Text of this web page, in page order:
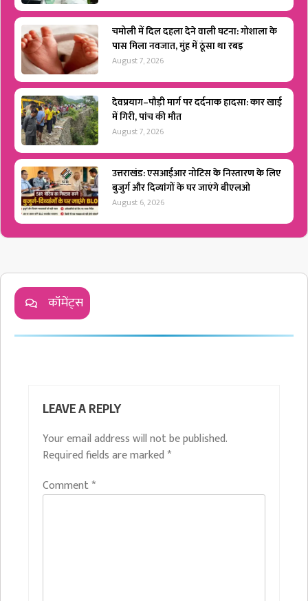
चमोली में दिल दहला देने वाली घटना: गोशाला के
पास मिला नवजात, मुंह में ठूंसा था रबड़
August 7, 2026
देवप्रयाग–पौड़ी मार्ग पर दर्दनाक हादसा: कार खाई
में गिरी, पांच की मौत
August 7, 2026
उत्तराखंड: एसआईआर नोटिस के निस्तारण के लिए
बुजुर्ग और दिव्यांगों के घर जाएंगे बीएलओ
August 6, 2026
कॉमेंट्स
LEAVE A REPLY
Your email address will not be published.
Required fields are marked *
Comment*